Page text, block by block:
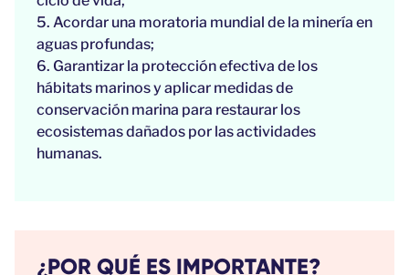
5. Acordar una moratoria mundial de la minería en
aguas profundas;
6. Garantizar la protección efectiva de los
hábitats marinos y aplicar medidas de
conservación marina para restaurar los
ecosistemas dañados por las actividades
humanas.
¿POR QUÉ ES IMPORTANTE?